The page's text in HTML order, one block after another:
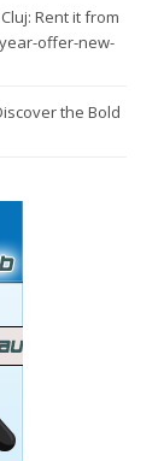
Rent it from
offer-new-
the Bold